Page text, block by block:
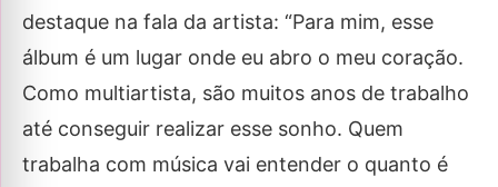
destaque na fala da artista: “Para mim, esse
álbum é um lugar onde eu abro o meu coração.
Como multiartista, são muitos anos de trabalho
até conseguir realizar esse sonho. Quem
trabalha com música vai entender o quanto é